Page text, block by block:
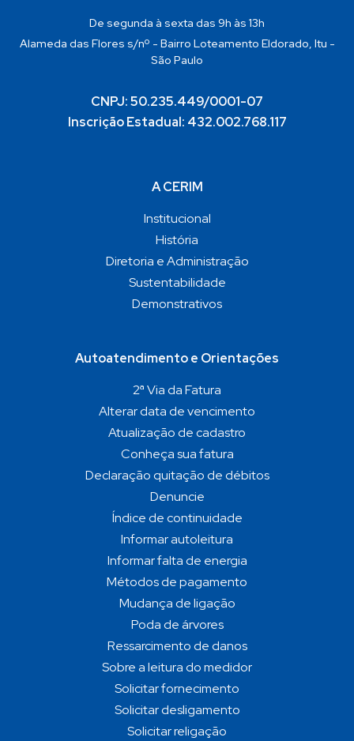
De segunda à sexta das 9h às 13h
Alameda das Flores s/nº - Bairro Loteamento Eldorado, Itu -
São Paulo
CNPJ: 50.235.449/0001-07
Inscrição Estadual: 432.002.768.117
A CERIM
Institucional
História
Diretoria e Administração
Sustentabilidade
Demonstrativos
Autoatendimento e Orientações
2ª Via da Fatura
Alterar data de vencimento
Atualização de cadastro
Conheça sua fatura
Declaração quitação de débitos
Denuncie
Índice de continuidade
Informar autoleitura
Informar falta de energia
Métodos de pagamento
Mudança de ligação
Poda de árvores
Ressarcimento de danos
Sobre a leitura do medidor
Solicitar fornecimento
Solicitar desligamento
Solicitar religação